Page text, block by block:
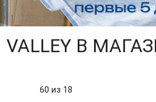
VALLEY В
60 из 18